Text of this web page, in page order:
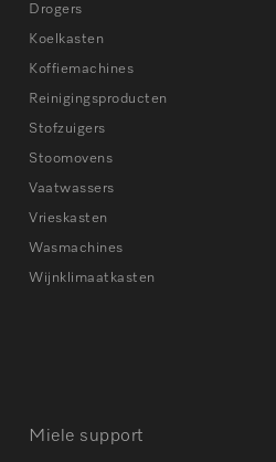
Drogers
Koelkasten
Koffiemachines
Reinigingsproducten
Stofzuigers
Stoomovens
Vaatwassers
Vrieskasten
Wasmachines
Wijnklimaatkasten
Miele support